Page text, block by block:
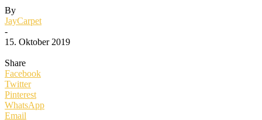
By
JayCarpet
-
15. Oktober 2019
Share
Facebook
Twitter
Pinterest
WhatsApp
Email